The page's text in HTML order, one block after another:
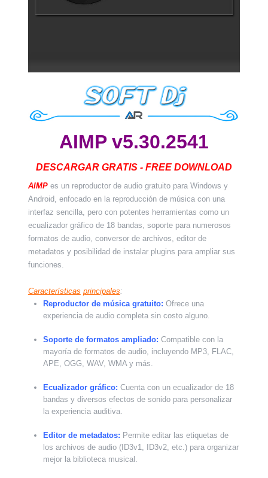
AIMP v5.30.2541
DESCARGAR GRATIS - FREE DOWNLOAD
AIMP es un reproductor de audio gratuito para Windows y
Android, enfocado en la reproducción de música con una
interfaz sencilla, pero con potentes herramientas como un
ecualizador gráfico de 18 bandas, soporte para numerosos
formatos de audio, conversor de archivos, editor de
metadatos y posibilidad de instalar plugins para ampliar sus
funciones.
Características principales:
Reproductor de música gratuito: Ofrece una
experiencia de audio completa sin costo alguno.
Soporte de formatos ampliado: Compatible con la
mayoría de formatos de audio, incluyendo MP3, FLAC,
APE, OGG, WAV, WMA y más.
Ecualizador gráfico: Cuenta con un ecualizador de 18
bandas y diversos efectos de sonido para personalizar
la experiencia auditiva.
Editor de metadatos: Permite editar las etiquetas de
los archivos de audio (ID3v1, ID3v2, etc.) para organizar
mejor la biblioteca musical.